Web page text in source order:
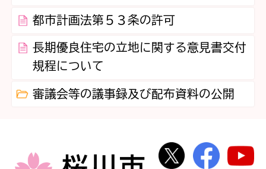
都市計画法第５３条の許可
長期優良住宅の立地に関する意見書交付
規程について
審議会等の議事録及び配布資料の公開
桜川市
桜川市公式
桜川